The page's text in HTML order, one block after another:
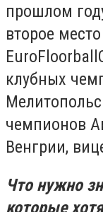
прошлом
второе
клубных
чемпионов
Венгрии,
Что нужно
которые